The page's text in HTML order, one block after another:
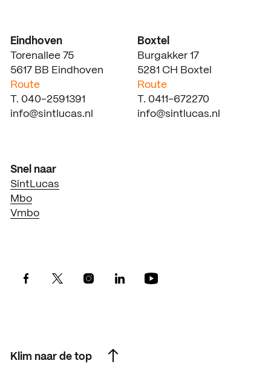
Klim naar de top
Eindhoven
Torenallee 75
5617 BB Eindhoven
Route
T. 040-2591391
info@sintlucas.nl
Boxtel
Burgakker 17
5281 CH Boxtel
Route
T. 0411-672270
info@sintlucas.nl
Snel naar
SintLucas
Mbo
Vmbo